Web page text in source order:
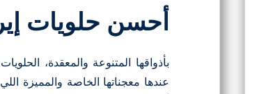
أحسن حلويات
بأذواقها المتنوعة والمعقدة،
عندها معجناتها الخاصة والمميزة